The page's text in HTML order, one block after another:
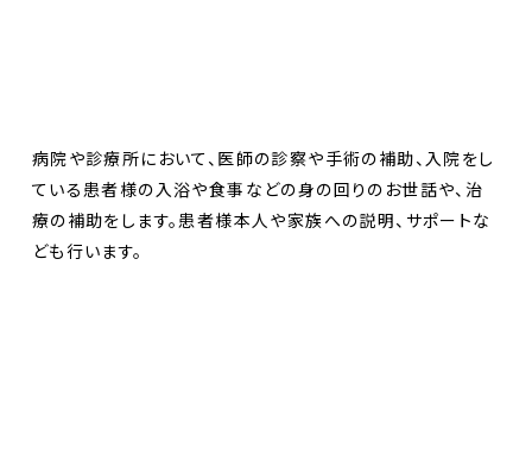
病院や診療所において、医師の診察や手術の補助、入院をし
ている患者様の入浴や食事などの身の回りのお世話や、治
療の補助をします。患者様本人や家族への説明、サポートな
ども行います。